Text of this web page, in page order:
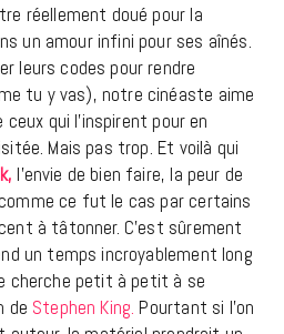
réellement doué pour la
un amour infini pour ses aînés.
leurs codes pour rendre
tu y vas), notre cinéaste aime
ceux qui l’inspirent pour en
Mais pas trop. Et voilà qui
l’envie de bien faire, la peur de
ce fut le cas par certains
à tâtonner. C’est sûrement
un temps incroyablement long
cherche petit à petit à se
de Stephen King. Pourtant si l’on